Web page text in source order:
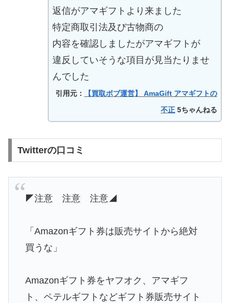
返信がアマギフトより来ました
特定商取引法及び古物商の
内容を確認しましたがアマギフトが
違反していそうな項目が見当たりませ
んでした
引用元：
【買取ボブ運営】 AmaGift アマギフトの
不正 5ちゃんねる
Twitterの口コミ
◤注意 注意 注意◢
「Amazonギフト券は販売サイトから絶対
買うな」
Amazonギフト券をヤフオク、アマギフ
ト、ペテルギフトなどギフト券販売サイト